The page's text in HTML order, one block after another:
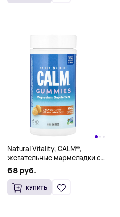
Natural Vitality, CALM®,
жевательные мармеладки с
магнием, апельсин, 60
жевательных таблеток
68 руб.
КУПИТЬ